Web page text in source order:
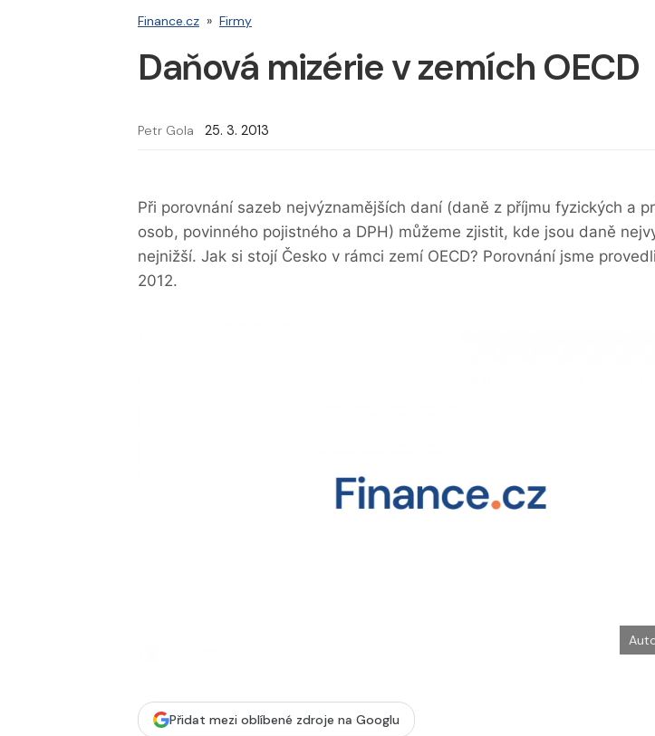
Finance.cz » Firmy
Daňová mizérie v zemích OECD
Petr Gola 25. 3. 2013
Při porovnání sazeb nejvýznamějších daní (daně z příjmu fyzických a
osob, povinného pojistného a DPH) můžeme zjistit, kde jsou daně
nejnižší. Jak si stojí Česko v rámci zemí OECD? Porovnání jsme
2012.
Přidat mezi oblíbené zdroje na Googlu